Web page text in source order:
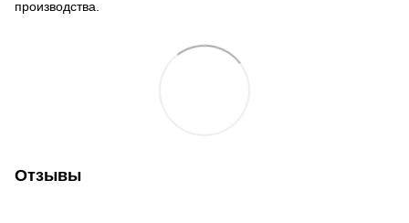
производства.
Отзывы